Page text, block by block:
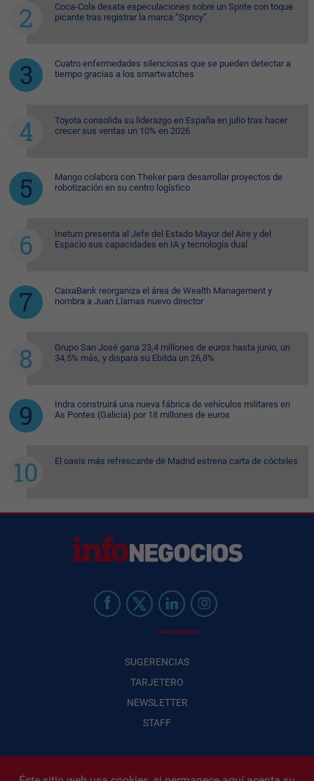
Coca-Cola desata especulaciones sobre un Sprite con toque
picante tras registrar la marca “Spricy”
Cuatro enfermedades silenciosas que se pueden detectar a
tiempo gracias a los smartwatches
Toyota consolida su liderazgo en España en julio tras hacer
crecer sus ventas un 10% en 2026
Mango colabora con Theker para desarrollar proyectos de
robotización en su centro logístico
Inetum presenta al Jefe del Estado Mayor del Aire y del
Espacio sus capacidades en IA y tecnología dual
CaixaBank reorganiza el área de Wealth Management y
nombra a Juan Llamas nuevo director
Grupo San José gana 23,4 millones de euros hasta junio, un
34,5% más, y dispara su Ebitda un 26,8%
Indra construirá una nueva fábrica de vehículos militares en
As Pontes (Galicia) por 18 millones de euros
El oasis más refrescante de Madrid estrena carta de cócteles
SUGERENCIAS
TARJETERO
NEWSLETTER
STAFF